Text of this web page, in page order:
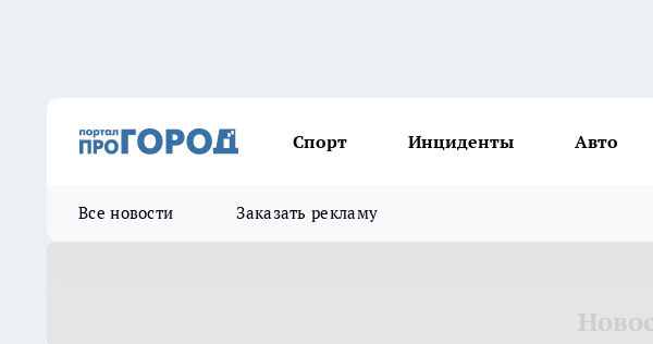
Спорт Инциденты Авто
Все новости Заказать рекламу